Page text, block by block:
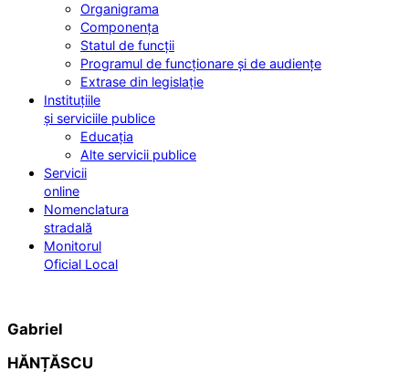
Organigrama
Componența
Statul de funcții
Programul de funcționare și de audiențe
Extrase din legislație
Instituțiile
și serviciile publice
Educația
Alte servicii publice
Servicii
online
Nomenclatura
stradală
Monitorul
Oficial Local
Gabriel
HĂNȚĂSCU